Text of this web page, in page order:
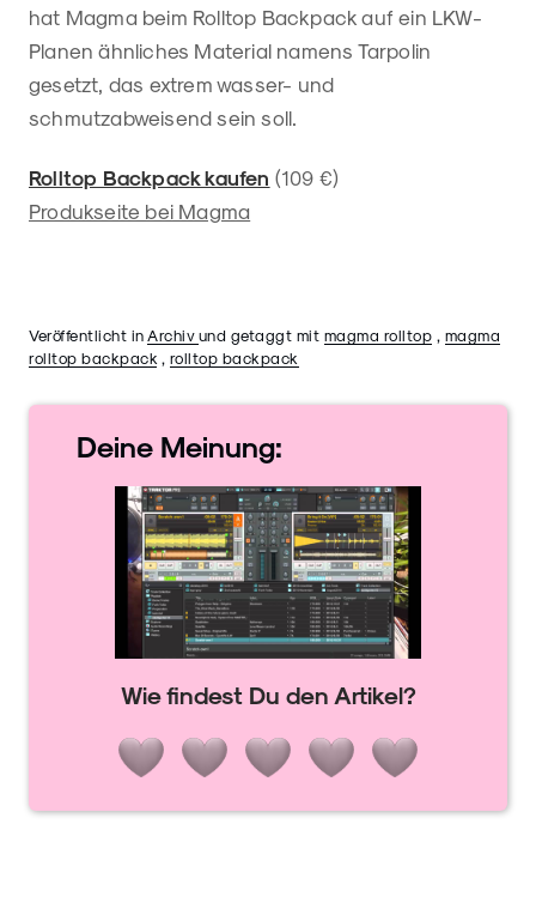
hat Magma beim Rolltop Backpack auf ein LKW-
Planen ähnliches Material namens Tarpolin
gesetzt, das extrem wasser- und
schmutzabweisend sein soll.
Rolltop Backpack kaufen (109 €)
Produkseite bei Magma
Veröffentlicht in Archiv und getaggt mit magma rolltop , magma
rolltop backpack , rolltop backpack
Deine Meinung:
Wie findest Du den Artikel?